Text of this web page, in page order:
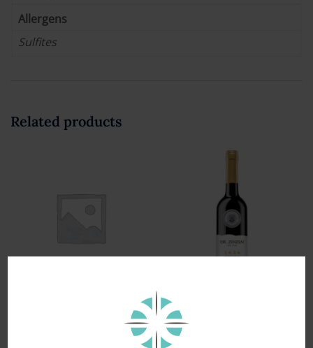
Allergens
Sulfites
Related products
Privatkeller – Pinot Noir
dry – quality wine Pfalz